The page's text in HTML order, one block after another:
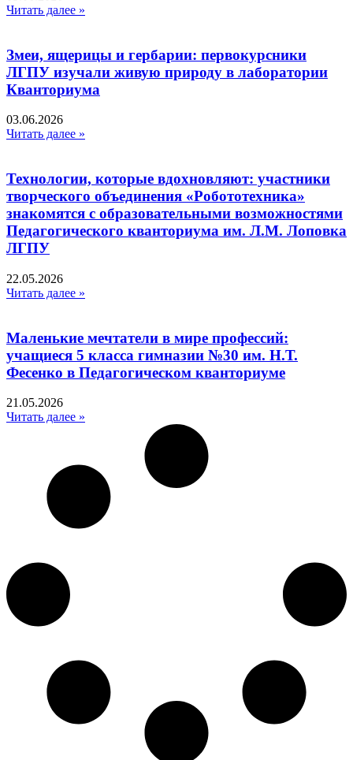
Читать далее »
Змеи, ящерицы и гербарии: первокурсники
ЛГПУ изучали живую природу в лаборатории
Кванториума
03.06.2026
Читать далее »
Технологии, которые вдохновляют: участники
творческого объединения «Робототехника»
знакомятся с образовательными возможностями
Педагогического кванториума им. Л.М. Лоповка
ЛГПУ
22.05.2026
Читать далее »
Маленькие мечтатели в мире профессий:
учащиеся 5 класса гимназии №30 им. Н.Т.
Фесенко в Педагогическом кванториуме
21.05.2026
Читать далее »